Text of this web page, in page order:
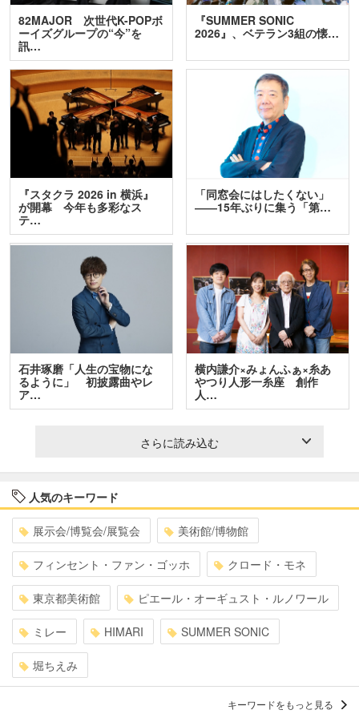
82MAJOR 次世代K-POPボ
ーイズグループの“今”を
訊…
『SUMMER SONIC
2026』、ベテラン3組の懐…
『スタクラ 2026 in 横浜』
が開幕 今年も多彩なス
テ…
「同窓会にはしたくない」
――15年ぶりに集う「第…
石井琢磨「人生の宝物にな
るように」 初披露曲やレ
ア…
横内謙介×みょんふぁ×糸あ
やつり人形一糸座 創作
人…
さらに読み込む
人気のキーワード
展示会/博覧会/展覧会 美術館/博物館
フィンセント・ファン・ゴッホ クロード・モネ
東京都美術館 ピエール・オーギュスト・ルノワール
ミレー HIMARI SUMMER SONIC
堀ちえみ
キーワードをもっと見る